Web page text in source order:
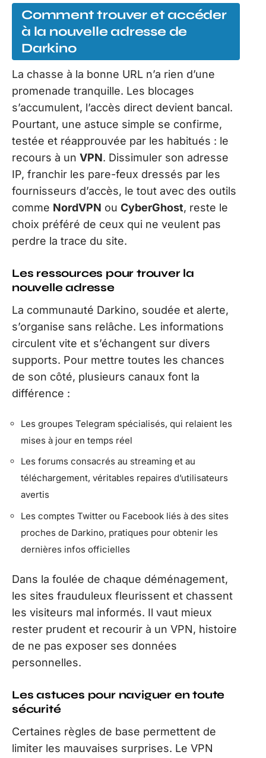
Comment trouver et accéder
à la nouvelle adresse de
Darkino
La chasse à la bonne URL n’a rien d’une
promenade tranquille. Les blocages
s’accumulent, l’accès direct devient bancal.
Pourtant, une astuce simple se confirme,
testée et réapprouvée par les habitués : le
recours à un VPN. Dissimuler son adresse
IP, franchir les pare-feux dressés par les
fournisseurs d’accès, le tout avec des outils
comme NordVPN ou CyberGhost, reste le
choix préféré de ceux qui ne veulent pas
perdre la trace du site.
Les ressources pour trouver la
nouvelle adresse
La communauté Darkino, soudée et alerte,
s’organise sans relâche. Les informations
circulent vite et s’échangent sur divers
supports. Pour mettre toutes les chances
de son côté, plusieurs canaux font la
différence :
Les groupes Telegram spécialisés, qui relaient les
mises à jour en temps réel
Les forums consacrés au streaming et au
téléchargement, véritables repaires d’utilisateurs
avertis
Les comptes Twitter ou Facebook liés à des sites
proches de Darkino, pratiques pour obtenir les
dernières infos officielles
Dans la foulée de chaque déménagement,
les sites frauduleux fleurissent et chassent
les visiteurs mal informés. Il vaut mieux
rester prudent et recourir à un VPN, histoire
de ne pas exposer ses données
personnelles.
Les astuces pour naviguer en toute
sécurité
Certaines règles de base permettent de
limiter les mauvaises surprises. Le VPN